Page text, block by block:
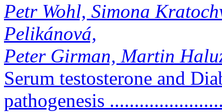
Petr Wohl, Simona
Pelikánová,
Peter Girman, Martin
Serum testosterone and
pathogenesis